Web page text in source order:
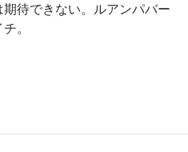
待できない。ルアンパバー
。